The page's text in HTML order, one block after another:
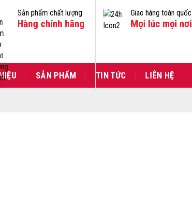
Sản phẩm chất lượng
Hàng chính hãng
Giao hàng toàn quốc
Mọi lúc mọi nơi
SẢN PHẨM TIN TỨC LIÊN HỆ